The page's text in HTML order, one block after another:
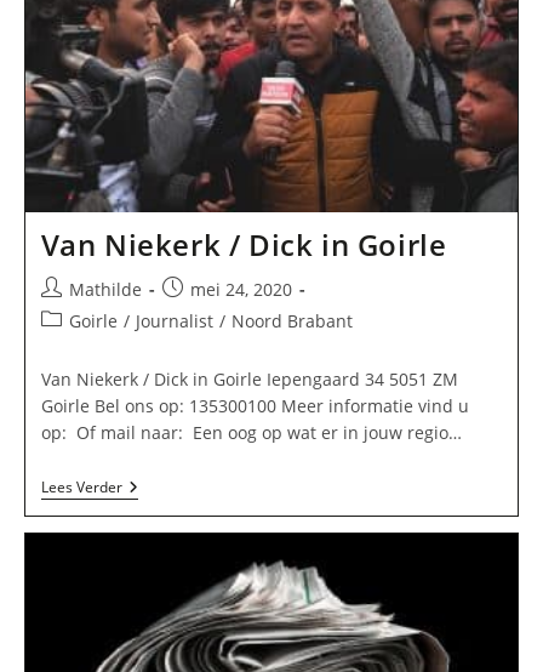
Van Niekerk / Dick in Goirle
Bericht
auteur:
Mathilde
Bericht
gepubliceerd
mei 24, 2020
Berichtcategorie:
Goirle / Journalist / Noord Brabant
Van Niekerk / Dick in Goirle Iepengaard 34 5051 ZM
Goirle Bel ons op: 135300100 Meer informatie vind u
op: Of mail naar: Een oog op wat er in jouw regio…
Lees VerderVan
Niekerk